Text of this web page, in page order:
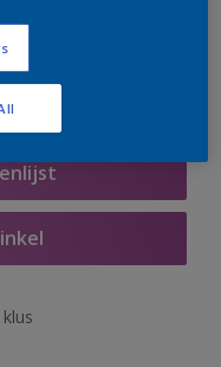
vullen.